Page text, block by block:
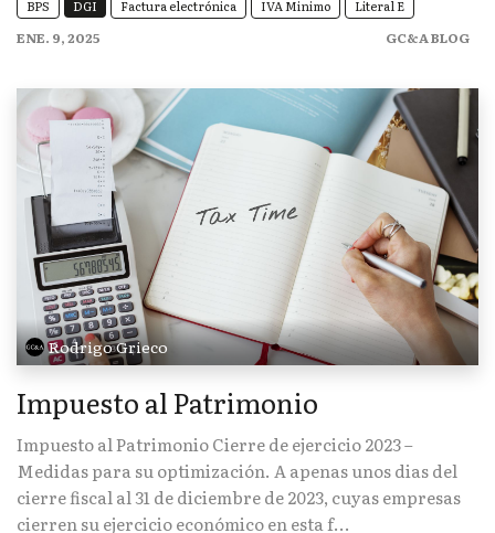
BPS DGI Factura electrónica IVA Minimo Literal E
ENE. 9, 2025 GC&A BLOG
Rodrigo Grieco
Impuesto al Patrimonio
Impuesto al Patrimonio Cierre de ejercicio 2023 –
Medidas para su optimización. A apenas unos dias del
cierre fiscal al 31 de diciembre de 2023, cuyas empresas
cierren su ejercicio económico en esta f...